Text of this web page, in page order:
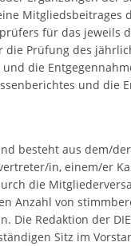
Mitgliedsbeitrages
für das jeweils
die Prüfung des
und die
und die
besteht aus dem/
in, einem/er
die
Anzahl von
Die Redaktion der DIE
Sitz im